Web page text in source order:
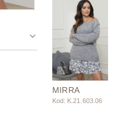
MIRRA
Kod: K.21.603.06